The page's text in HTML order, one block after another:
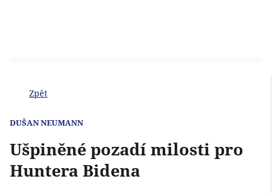
Zpět
DUŠAN NEUMANN
Ušpiněné pozadí milosti pro
Huntera Bidena